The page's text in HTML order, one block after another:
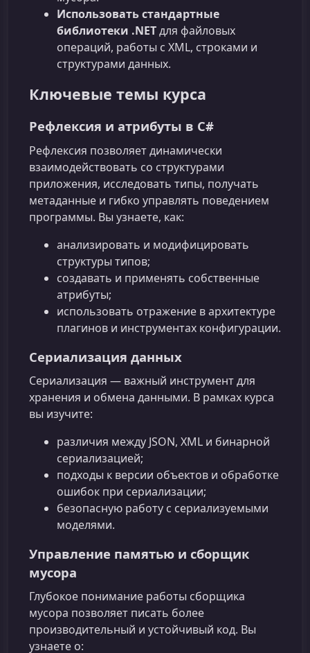
Использовать стандартные
библиотеки .NETдля файловых
операций, работы с XML, строками и
структурами данных.
Ключевые темы курса
Рефлексия и атрибуты в C#
Рефлексия позволяет динамически
взаимодействовать со структурами
приложения, исследовать типы, получать
метаданные и гибко управлять поведением
программы. Вы узнаете, как:
анализировать и модифицировать
структуры типов;
создавать и применять собственные
атрибуты;
использовать отражение в архитектуре
плагинов и инструментах конфигурации.
Сериализация данных
Сериализация — важный инструмент для
хранения и обмена данными. В рамках курса
вы изучите:
различия между JSON, XML и бинарной
сериализацией;
подходы к версии объектов и обработке
ошибок при сериализации;
безопасную работу с сериализуемыми
моделями.
Управление памятью и сборщик
мусора
Глубокое понимание работы сборщика
мусора позволяет писать более
производительный и устойчивый код. Вы
узнаете о: